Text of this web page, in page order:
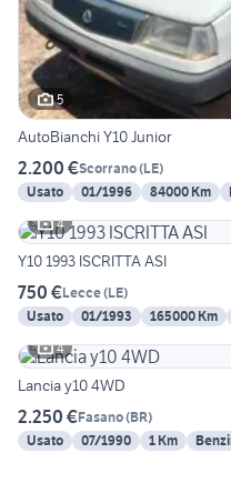
5
AutoBianchi Y10 Junior
2.200 €Scorrano(LE)
Usato
01/1996 84000 Km
4
Y10 1993 ISCRITTA ASI
750 €Lecce(LE)
Usato
01/1993 165000 Km
4
Lancia y10 4WD
2.250 €Fasano(BR)
Usato
07/1990 1 Km